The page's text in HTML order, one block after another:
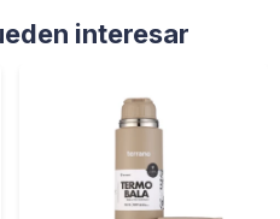
interesar